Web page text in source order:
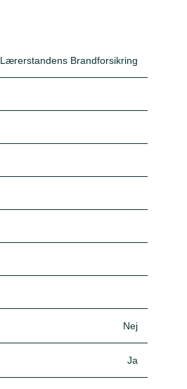
Lærerstandens Brandforsikring
Nej
Ja